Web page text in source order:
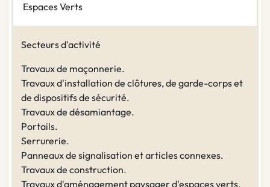
Espaces Verts
Secteurs d'activité
Travaux de maçonnerie.
Travaux d'installation de clôtures, de garde-corps et
de dispositifs de sécurité.
Travaux de désamiantage.
Portails.
Serrurerie.
Panneaux de signalisation et articles connexes.
Travaux de construction.
Travaux d'aménagement paysager d'espaces verts.